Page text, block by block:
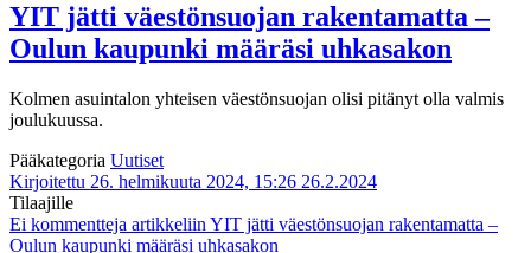
YIT jätti väestönsuojan rakentamatta –
Oulun kaupunki määräsi uhkasakon
Kolmen asuintalon yhteisen väestönsuojan olisi pitänyt olla valmis
joulukuussa.
Pääkategoria Uutiset
Kirjoitettu 26. helmikuuta 2024, 15:26 26.2.2024
Tilaajille
Ei kommentteja artikkeliin YIT jätti väestönsuojan rakentamatta –
Oulun kaupunki määräsi uhkasakon